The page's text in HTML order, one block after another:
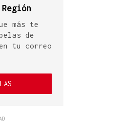
más te
de
tu correo